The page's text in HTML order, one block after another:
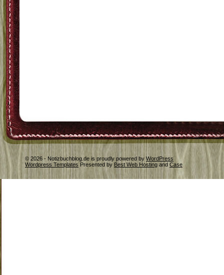
© 2026 - Notizbuchblog.de is proudly powered by WordPress
Wordpress Templates Presented by Best Web Hosting and Case